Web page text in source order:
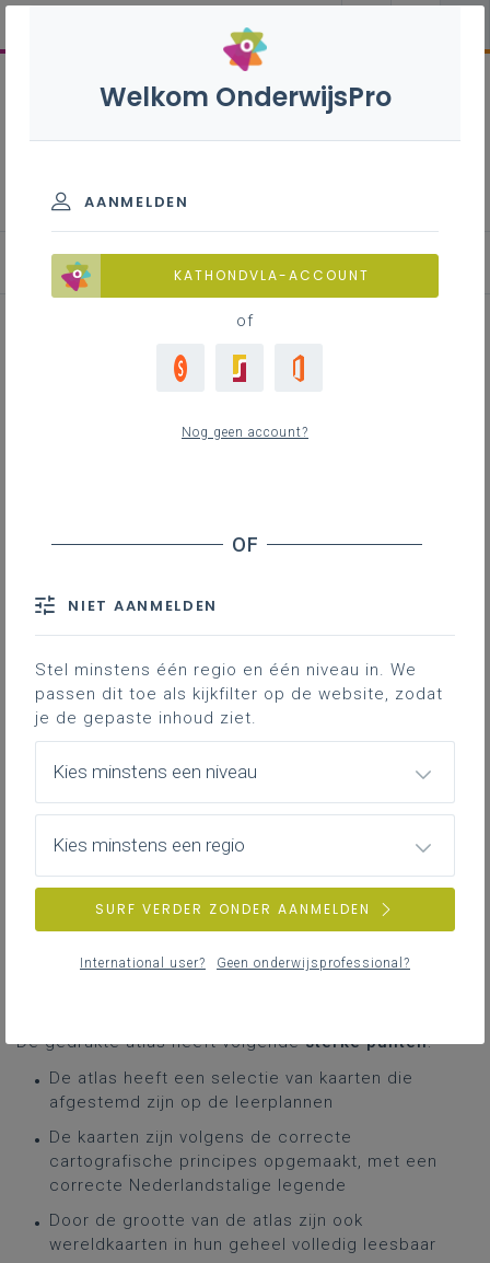
De atlas is opgenomen in de leerplannen
als essentieel hulpmiddel om de
leerplandoelen de realiseren. Maar welke
atlas kies je? Ga je voor de gedrukte
versie of de digitale versie? En wat met
GIS-kaarten?
Gekoppelde leerplannen
De gedrukte atlas
De gedrukte atlas heeft volgendesterke punten:
De atlas heeft een selectie van kaarten die
afgestemd zijn op de leerplannen
De kaarten zijn volgens de correcte
cartografische principes opgemaakt, met een
correcte Nederlandstalige legende
Door de grootte van de atlas zijn ook
wereldkaarten in hun geheel volledig leesbaar
Welkom OnderwijsPro
AANMELDEN
KATHONDVLA-ACCOUNT
of
Nog geen account?
NIET AANMELDEN
Stel minstens één regio en één niveau in. We
passen dit toe als kijkfilter op de website, zodat
je de gepaste inhoud ziet.
Kies minstens een niveau
Kies minstens een regio
SURF VERDER ZONDER AANMELDEN
International user? Geen onderwijsprofessional?